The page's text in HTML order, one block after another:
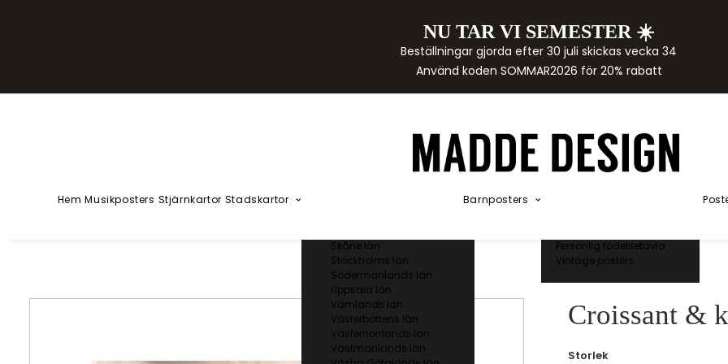
NU TAR VI SEMESTER ☀️
Beställningar gjorda efter 30 juli skickas vecka 34
Använd koden SOMMAR2026 för 20% rabatt
Hem Musikposters Stjärnkartor Stadskartor
Skåne län
Stockholms län
Södermanlands län
Uppsala län
Vämlands län
Västerbottens län
Västernorrlands län
Västmanlands län
Barnposters
Akvarellposters
Personlig födelsetavla
Vintage posters
Croissant &
Storlek